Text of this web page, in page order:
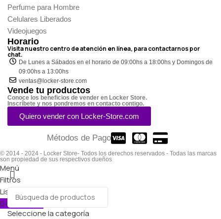
Perfume para Hombre
Celulares Liberados
Videojuegos
Horario
Visita nuestro centro de atención en línea, para contactarnos por
chat.
De Lunes a Sábados en el horario de 09:00hs a 18:00hs y Domingos de
09:00hs a 13:00hs
ventas@locker-store.com
Vende tu productos
Conoce los beneficios de vender en Locker Store.
Inscríbete y nos pondremos en contacto contigo.
Quiero vender con Locker-Store.com
Métodos de Pago
© 2014 - 2024 - Locker Store- Todos los derechos reservados - Todas las marcas
son propiedad de sus respectivos dueños
Seleccione la categoría
Menú
Filtros
Lista de deseos
0 elementosCarro